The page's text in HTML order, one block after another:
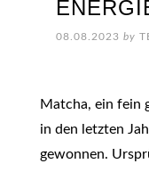
08.08.2023 by
Matcha, ein fein
in den letzten
gewonnen.